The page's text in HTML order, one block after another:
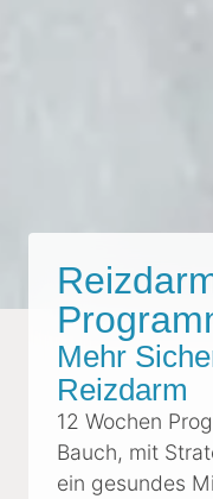
Mehr
Reizdarm
12 Wochen
Bauch, mit
ein gesundes